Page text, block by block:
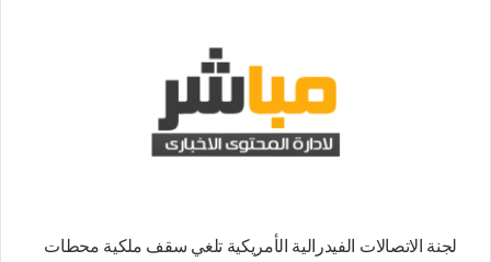
لجنة الاتصالات الفيدرالية الأمريكية تلغي سقف ملكية محطات